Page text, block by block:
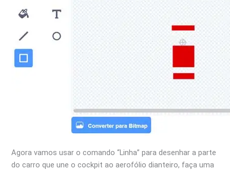
Agora vamos usar o comando “Linha” para desenhar a parte
do carro que une o cockpit ao aerofólio dianteiro, faça uma